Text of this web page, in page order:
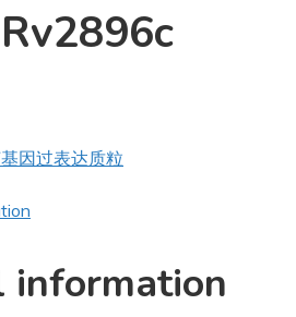
因过表达质粒
information